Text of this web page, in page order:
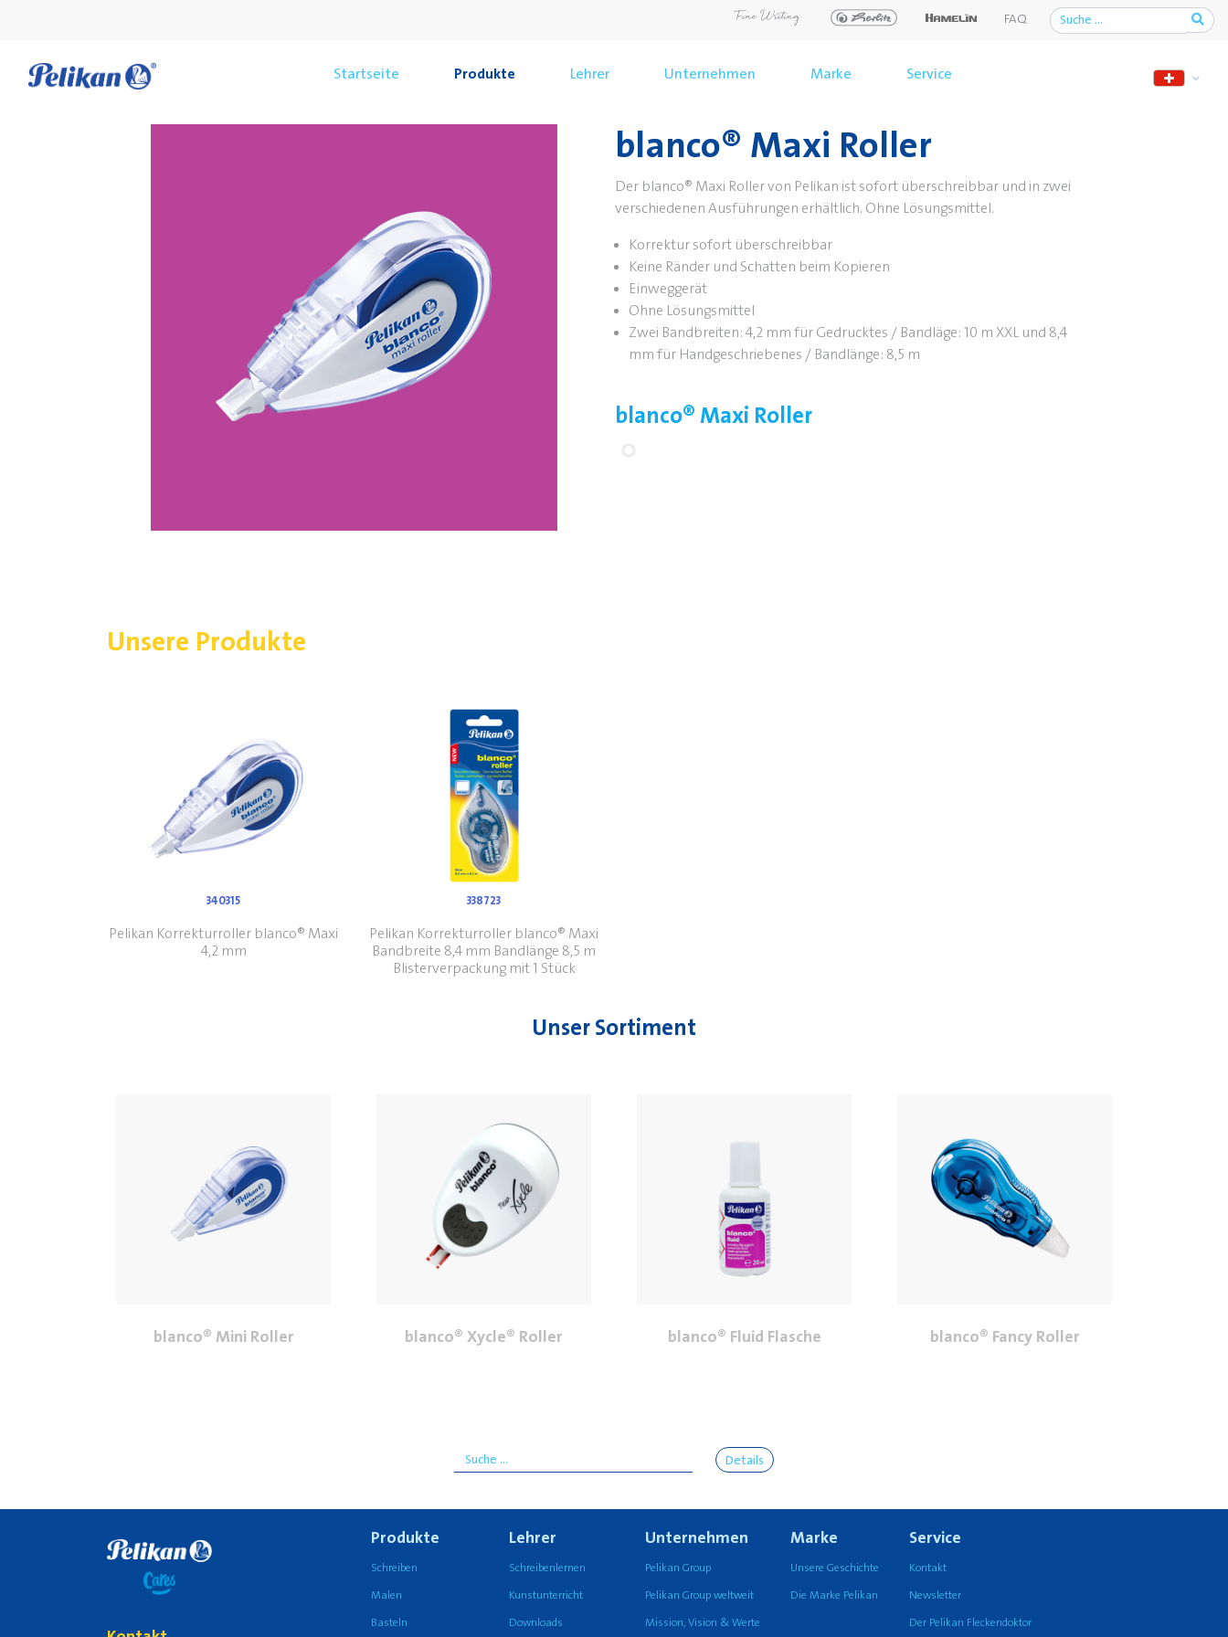
FAQ
Startseite Produkte Lehrer Unternehmen Marke Service
blanco® Maxi Roller
Der blanco® Maxi Roller von Pelikan ist sofort überschreibbar und in zwei
verschiedenen Ausführungen erhältlich. Ohne Lösungsmittel.
Korrektur sofort überschreibbar
Keine Ränder und Schatten beim Kopieren
Einweggerät
Ohne Lösungsmittel
Zwei Bandbreiten: 4,2 mm für Gedrucktes / Bandläge: 10 m XXL und 8,4
mm für Handgeschriebenes / Bandlänge: 8,5 m
blanco® Maxi Roller
Unsere Produkte
340315
Pelikan Korrekturroller blanco® Maxi
4,2 mm
338723
Pelikan Korrekturroller blanco® Maxi
Bandbreite 8,4 mm Bandlänge 8,5 m
Blisterverpackung mit 1 Stück
Unser Sortiment
blanco® Mini Roller blanco® Xycle® Roller blanco® Fluid Flasche blanco® Fancy Roller
Details
Produkte
Schreiben
Malen
Basteln
Lehrer
Schreibenlernen
Kunstunterricht
Downloads
Unternehmen
Pelikan Group
Pelikan Group weltweit
Mission, Vision & Werte
Marke
Unsere Geschichte
Die Marke Pelikan
Service
Kontakt
Newsletter
Der Pelikan Fleckendoktor